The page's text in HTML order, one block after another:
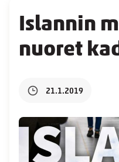
Islannin
nuoret
21.1.2019